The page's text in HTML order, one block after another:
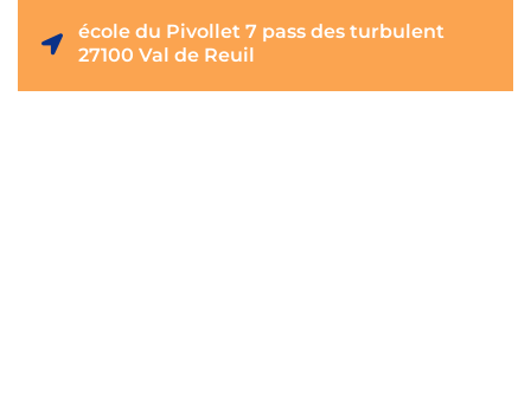
école du Pivollet 7 pass des turbulent
27100 Val de Reuil